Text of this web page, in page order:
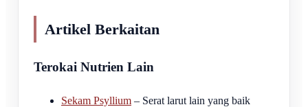
Artikel Berkaitan
Terokai Nutrien Lain
Sekam Psyllium – Serat larut lain yang baik